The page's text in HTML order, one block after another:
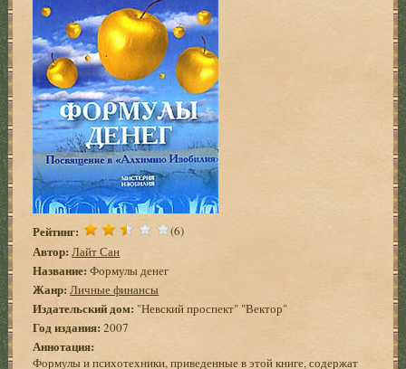
Рейтинг: (6)
Автор: Лайт Сан
Название: Формулы денег
Жанр: Личные финансы
Издательский дом: "Невский проспект" "Вектор"
Год издания: 2007
Аннотация:
Формулы и психотехники, приведенные в этой книге, содержат